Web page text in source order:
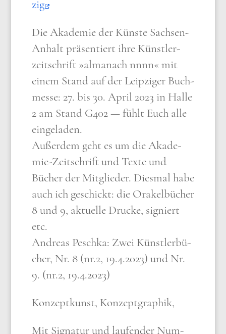
zig
Die Aka­de­mie der Kün­ste Sach­sen­
An­halt prä­sen­tiert ihre Künst­ler­
zeit­schrift »alma­nach nnnn« mit
einem Stand auf der Leip­zi­ger Buch­
mes­se: 27. bis 30. April 2023 in Hal­le
2 am Stand G402 — fühlt Euch alle
ein­ge­la­den.
Außer­dem geht es um die Aka­de­
mie-Zeit­schrift und Tex­te und
Bücher der Mit­glie­der. Dies­mal habe
auch ich geschickt: die Ora­kel­bü­cher
8 und 9, aktu­el­le Drucke, signiert
etc.
Andre­as Pesch­ka: Zwei Künst­ler­bü­
cher, Nr. 8 (nr.2, 19.4.2023) und Nr.
9. (nr.2, 19.4.2023)
Kon­zept­kunst, Kon­zept­gra­phik,
Mit Signa­tur und lau­fen­der Num­